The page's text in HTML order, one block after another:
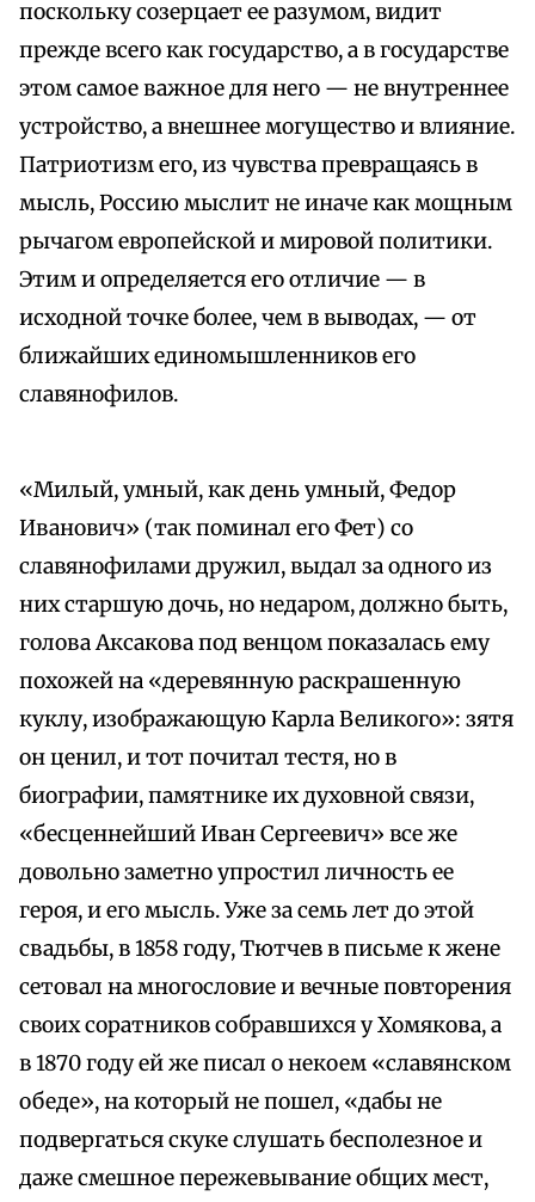
поскольку созерцает ее разумом, видит
прежде всего как государство, а в государстве
этом самое важное для него — не внутреннее
устройство, а внешнее могущество и влияние.
Патриотизм его, из чувства превращаясь в
мысль, Россию мыслит не иначе как мощным
рычагом европейской и мировой политики.
Этим и определяется его отличие — в
исходной точке более, чем в выводах, — от
ближайших единомышленников его
славянофилов.
«Милый, умный, как день умный, Федор
Иванович» (так поминал его Фет) со
славянофилами дружил, выдал за одного из
них старшую дочь, но недаром, должно быть,
голова Аксакова под венцом показалась ему
похожей на «деревянную раскрашенную
куклу, изображающую Карла Великого»: зятя
он ценил, и тот почитал тестя, но в
биографии, памятнике их духовной связи,
«бесценнейший Иван Сергеевич» все же
довольно заметно упростил личность ее
героя, и его мысль. Уже за семь лет до этой
свадьбы, в 1858 году, Тютчев в письме к жене
сетовал на многословие и вечные повторения
своих соратников собравшихся у Хомякова, а
в 1870 году ей же писал о некоем «славянском
обеде», на который не пошел, «дабы не
подвергаться скуке слушать бесполезное и
даже смешное пережевывание общих мест,